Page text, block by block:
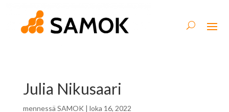
Julia Nikusaari
mennessä SAMOK | loka 16, 2022